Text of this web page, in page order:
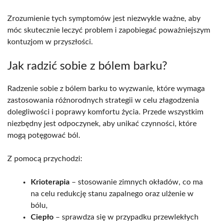
Zrozumienie tych symptomów jest niezwykle ważne, aby
móc skutecznie leczyć problem i zapobiegać poważniejszym
kontuzjom w przyszłości.
Jak radzić sobie z bólem barku?
Radzenie sobie z bólem barku to wyzwanie, które wymaga
zastosowania różnorodnych strategii w celu złagodzenia
dolegliwości i poprawy komfortu życia. Przede wszystkim
niezbędny jest odpoczynek, aby unikać czynności, które
mogą potęgować ból.
Z pomocą przychodzi:
Krioterapia – stosowanie zimnych okładów, co ma
na celu redukcję stanu zapalnego oraz ulżenie w
bólu,
Ciepło – sprawdza się w przypadku przewlekłych